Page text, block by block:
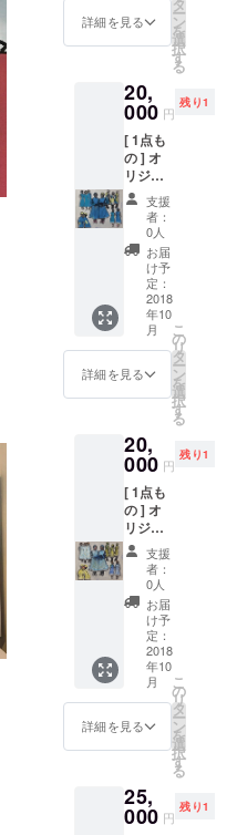
ン、ア
クリル
ペイン
ンバス/
直筆サ
イン入
+ ポス
トカー
ド(大)1
枚 絵柄
ランダ
ム (直筆
サイン
入) + 心
を込め
たお礼
のお手
紙 + ス
テッ
カー1枚
ル(写真
付)
詳細を見る ー
ン
を
選
択
す
る
20,
000 円
残り1
[ 1点も
の ] オ
リジナ
ル ペイ
ント作
品 (can
vas)
F5 :
35cm x
27cm
シルク
スク
リー
ン、ア
クリル
ペイン
ンバス/
直筆サ
イン入
+ ポス
トカー
ド(大)1
枚 絵柄
ランダ
ム (直筆
サイン
入) + 心
を込め
たお礼
のお手
紙 + ス
テッ
カー1枚
ル(写真
付)
支援
者：
0人
お届
け予
定：
2018
年10
月
詳細を見る
こ
の
リ
タ
ー
ン
を
選
択
す
る
20,
000 円
残り1
[ 1点も
の ] オ
リジナ
ル ペイ
ント作
品 (can
vas)
F5 :
35cm x
27cm
シルク
スク
リー
ン、パ
ステル
ペイン
ンバス/
直筆サ
イン入
支援
者：
0人
お届
け予
定：
2018
年10
月
詳細を見る
こ
の
リ
タ
ー
ン
を
選
択
す
る
25,
000 円
残り1